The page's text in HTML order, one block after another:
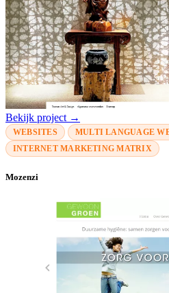
Bekijk project →
WEBSITES
MULTI LANGUAGE
INTERNET MARKETING MATRIX
Mozenzi